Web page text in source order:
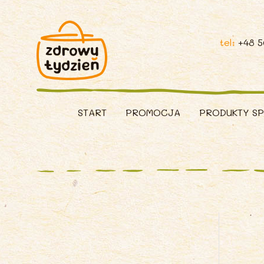
tel: +48
START PROMOCJA PRODUKTY